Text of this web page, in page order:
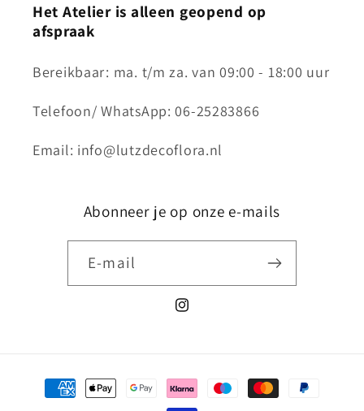
Het Atelier is alleen geopend op
afspraak
Bereikbaar: ma. t/m za. van 09:00 - 18:00 uur
Telefoon/ WhatsApp: 06-25283866
Email: info@lutzdecoflora.nl
Abonneer je op onze e-mails
E‑mail
Instagram
Betaalmethoden